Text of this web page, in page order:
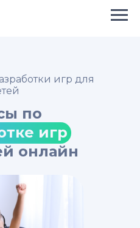
игр для
по
игр
онлайн